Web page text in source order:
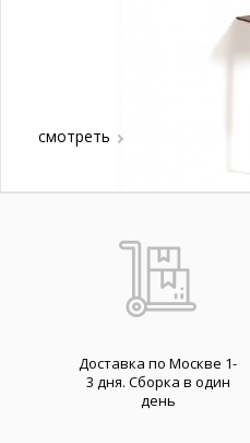
смотреть
Доставка по Москве 1-
3 дня. Cборка в один
день